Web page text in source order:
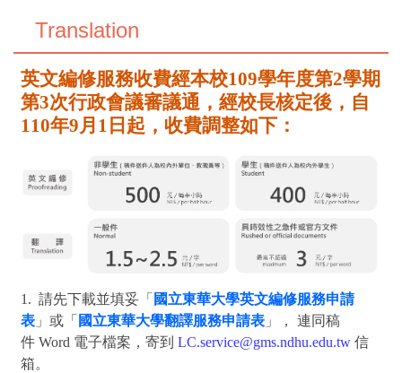
Translation
英文編修服務收費經本校109學年度第2學期
第3次行政會議審議通，經校長核定後，自
110年9月 1 日起，收費調整如下 ：
1. 請先下載並填妥「 國立東華大學英文編修服務申請
表 」或「 國立東華大學翻譯服務申請表 」， 連同稿
件 Word 電子檔案， 寄到 LC.service@gms.ndhu.edu.tw 信
箱。